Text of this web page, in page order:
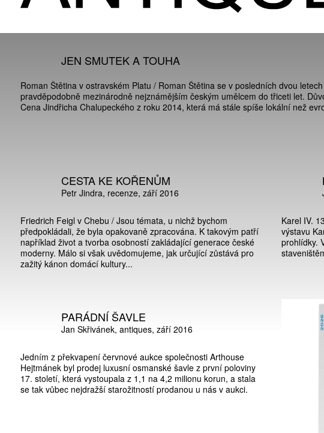
JEN SMUTEK A TOUHA
Roman Štětina v ostravském Platu / Roman Štětina se v posledních dvou
pravděpodobně mezinárodně nejznámějším českým umělcem do třiceti let.
Cena Jindřicha Chalupeckého z roku 2014, která má stále spíše lokální než
CESTA KE KOŘENŮM
Petr Jindra recenze září 2016
Friedrich Feigl v Chebu / Jsou témata, u nichž bychom
předpokládali, že byla opakovaně zpracována. K takovým patří
například život a tvorba osobností zakládající generace české
moderny. Málo si však uvědomujeme, jak určující zůstává pro
zažitý kánon domácí kultury...
PARÁDNÍ ŠAVLE
Jan Skřivánek antiques září 2016
Jedním z překvapení červnové aukce společnosti Arthouse
Hejtmánek byl prodej luxusní osmanské šavle z první poloviny
17. století, která vystoupala z 1,1 na 4,2 milionu korun, a stala
se tak vůbec nejdražší starožitností prodanou u nás v aukci.
Karel IV.
výstavu
prohlídky.